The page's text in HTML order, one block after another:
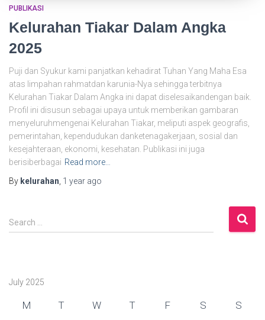
PUBLIKASI
Kelurahan Tiakar Dalam Angka
2025
Puji dan Syukur kami panjatkan kehadirat Tuhan Yang Maha Esa
atas limpahan rahmatdan karunia-Nya sehingga terbitnya
Kelurahan Tiakar Dalam Angka ini dapat diselesaikandengan baik.
Profil ini disusun sebagai upaya untuk memberikan gambaran
menyeluruhmengenai Kelurahan Tiakar, meliputi aspek geografis,
pemerintahan, kependudukan danketenagakerjaan, sosial dan
kesejahteraan, ekonomi, kesehatan. Publikasi ini juga
berisiberbagai Read more…
By kelurahan 1 year ago
S
e
h
Search …
July 2025
M T W T F S S